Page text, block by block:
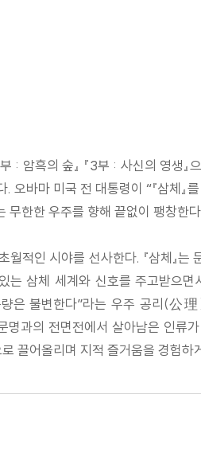
: 암흑의 숲』 『3부 : 사신의 영생
바마 미국 전 대통령이 “『삼체』
무한한 우주를 향해 끝없이 팽창한
적인 시야를 선사한다. 『삼체』
는 삼체 세계와 신호를 주고받으
은 불변한다”라는 우주 공리(公
과의 전면전에서 살아남은 인류
끌어올리며 지적 즐거움을 경험하